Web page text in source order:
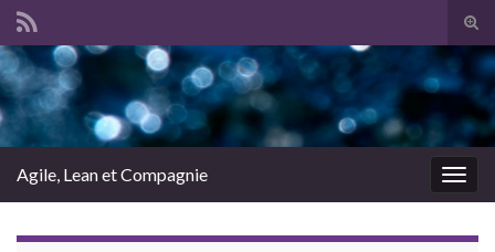
Search for:
Agile, Lean et Compagnie